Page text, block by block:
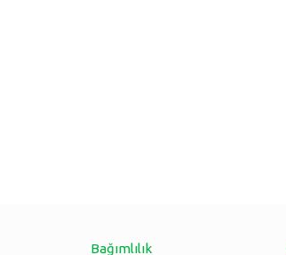
Bağımlılık